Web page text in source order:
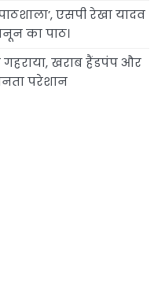
एसपी रेखा यादव
का पाठ।
खराब हैंडपंप और
परेशान